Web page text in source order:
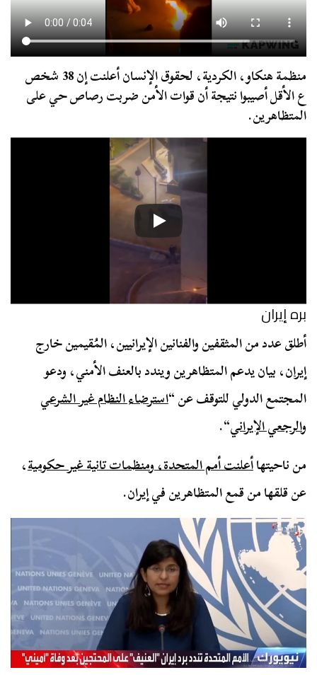
منظمة هنكاو، الكردية، لحقوق الإنسان أعلنت إن 38 شخص
ع الأقل أصيبوا نتيجة أن قوات الأمن ضربت رصاص حي على
المتظاهرين.
بره إيران
أطلق عدد من المثقفين والفنانين الإيرانيين، المُقيمين خارج
إيران، بيان يدعم المتظاهرين ويندد بالعنف الأمني، ودعو
المجتمع الدولي للتوقف عن “استرضاء النظام غير الشرعي
والرجعي الإيراني“.
من ناحيتهاأعلنت أمم المتحدة، ومنظمات تانية غير حكومية،
عن قلقها من قمع المتظاهرين في إيران.